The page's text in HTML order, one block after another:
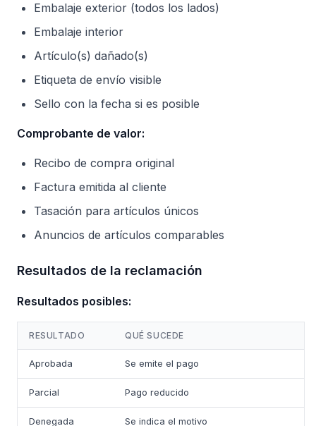
Embalaje exterior (todos los lados)
Embalaje interior
Artículo(s) dañado(s)
Etiqueta de envío visible
Sello con la fecha si es posible
Comprobante de valor:
Recibo de compra original
Factura emitida al cliente
Tasación para artículos únicos
Anuncios de artículos comparables
Resultados de la reclamación
Resultados posibles:
RESULTADO QUÉ SUCEDE
Aprobada Se emite el pago
Parcial Pago reducido
Denegada Se indica el motivo